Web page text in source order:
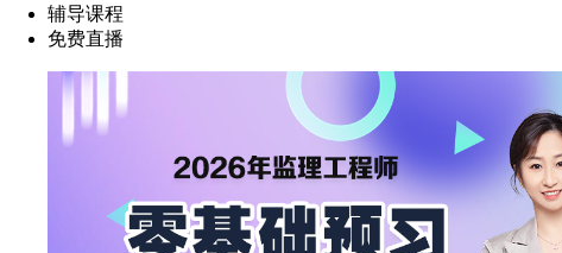
辅导课程
免费直播